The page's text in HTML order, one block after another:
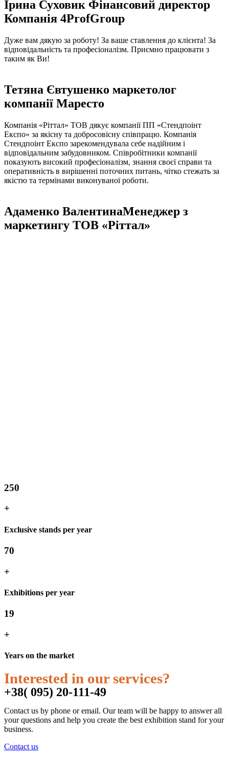
Ірина Суховик Фінансовий директор
Компанія 4ProfGroup
Дуже вам дякую за роботу! За ваше ставлення до клієнта! За
відповідальність та професіоналізм. Приємно працювати з
таким як Ви!
Тетяна Євтушенко маркетолог
компанії Маресто
Компанія «Ріттал» ТОВ дякує компанiї ПП «Стендпоінт
Експо» за якісну та добросовісну співпрацю. Компанія
Стендпоінт Експо зарекомендувала себе надійним і
відповідальним забудовником. Співробітники компанії
показують високий професіоналізм, знання своєї справи та
оперативність в вирішенні поточних питань, чітко стежать за
якістю та термінами виконуваної роботи.
Адаменко ВалентинаМенеджер з
маркетингу ТОВ «Ріттал»
250
+
Exclusive stands per year
70
+
Exhibitions per year
19
+
Years on the market
Interested in our services?
+38( 095) 20-111-49
Contact us by phone or email. Our team will be happy to answer all
your questions and help you create the best exhibition stand for your
business.​
Contact us